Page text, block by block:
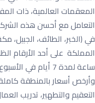
المعقمات العالمية، ذات
التعامل مع أحسن هذه
في (الخبر، الطائف،
وأرخص أسعار بالمنطقة
التعقيم والتطهير، تدريب